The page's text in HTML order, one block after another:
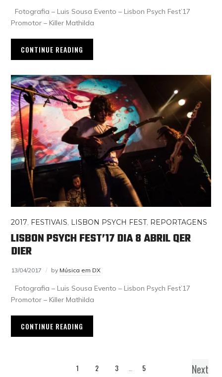
Fotografia – Luis Sousa Evento – Lisbon Psych Fest’17
Promotor – Killer Mathilda
CONTINUE READING
2017 FESTIVAIS LISBON PSYCH FEST, REPORTAGENS
LISBON PSYCH FEST’17 DIA 8 ABRIL QER
DIER
13/04/2017 by Música em DX
Fotografia – Luis Sousa Evento – Lisbon Psych Fest’17
Promotor – Killer Mathilda
CONTINUE READING
1 2 3 5 Next